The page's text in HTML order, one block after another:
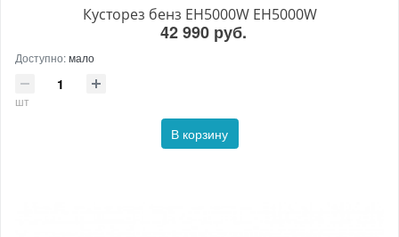
Кусторез бенз EH5000W EH5000W
42 990 руб.
Доступно:мало
шт
В корзину